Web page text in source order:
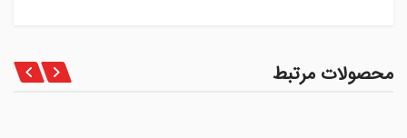
محصولات مرتبط